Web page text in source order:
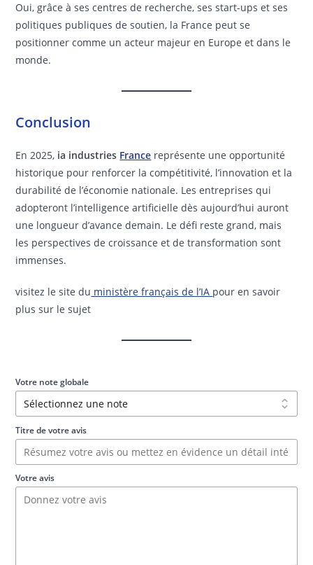
Oui, grâce à ses centres de recherche, ses start-ups et ses
politiques publiques de soutien, la France peut se
positionner comme un acteur majeur en Europe et dans le
monde.
Conclusion
En 2025, ia industries France représente une opportunité
historique pour renforcer la compétitivité, l’innovation et la
durabilité de l’économie nationale. Les entreprises qui
adopteront l’intelligence artificielle dès aujourd’hui auront
une longueur d’avance demain. Le défi reste grand, mais
les perspectives de croissance et de transformation sont
immenses.
visitez le site du ministère français de l’IA pour en savoir
plus sur le sujet
Votre note globale
Titre de votre avis
Votre avis